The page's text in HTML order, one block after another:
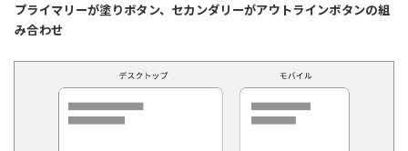
プライマリーが塗りボタン、セカンダリーがアウトラインボタンの組
み合わせ